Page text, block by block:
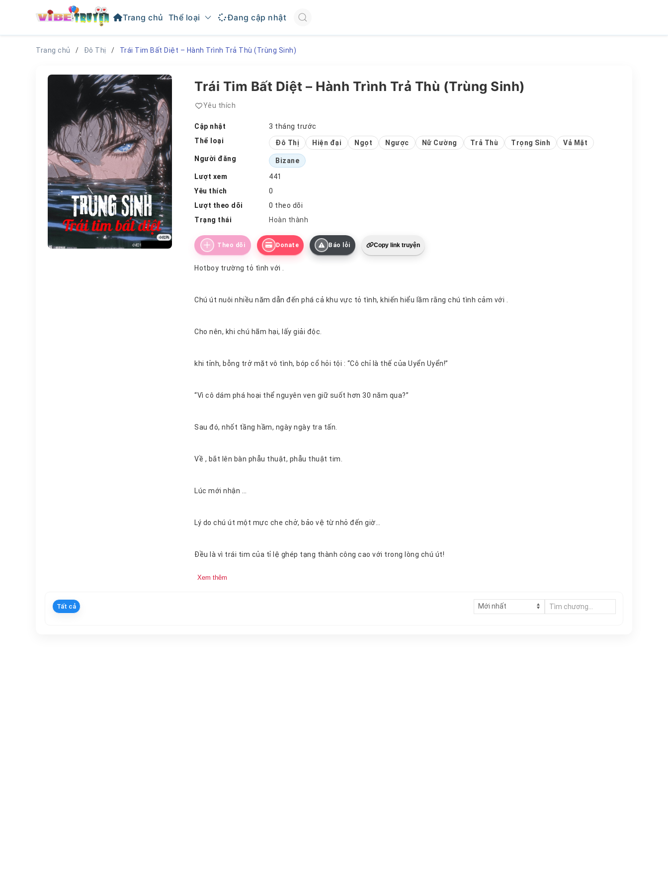
Trang chủ Thể loại Đang cập nhật
Trang chủ Đô Thị Trái Tim Bất Diệt – Hành Trình Trả Thù (Trùng Sinh)
Trái Tim Bất Diệt – Hành Trình Trả Thù (Trùng Sinh)
Yêu thích
Cập nhật
3 tháng trước
Thể loại
Đô Thị Hiện đại Ngọt Ngược Nữ Cường Trả Thù Trọng Sinh
Vả Mặt
Người đăng
Bizane
Lượt xem
441
Yêu thích
0
Lượt theo dõi
0 theo dõi
Trạng thái
Hoàn thành
Theo dõi Donate Báo lỗi Copy link truyện
Hotboy trường tỏ tình với .
Chú út nuôi nhiều năm dẫn đến phá cả khu vực tỏ tình, khiến hiểu lầm rằng chú tình cảm với .
Cho nên, khi chú hãm hại, lấy giải độc.
khi tỉnh, bỗng trở mặt vô tình, bóp cổ hỏi tội : “Cô chỉ là thế của Uyển Uyển!”
“Vì cô dám phá hoại thể nguyên vẹn giữ suốt hơn 30 năm qua?”
Sau đó, nhốt tầng hầm, ngày ngày tra tấn.
Về , bắt lên bàn phẫu thuật, phẫu thuật tim.
Lúc mới nhận …
Lý do chú út một mực che chở, bảo vệ từ nhỏ đến giờ…
Đều là vì trái tim của tỉ lệ ghép tạng thành công cao với trong lòng chú út!
Xem thêm
Tất cả